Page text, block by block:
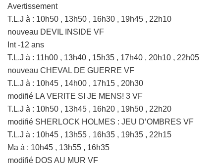
Avertissement
T.L.J à : 10h50 , 13h50 , 16h30 , 19h45 , 22h10
nouveau DEVIL INSIDE VF
Int -12 ans
T.L.J à : 11h00 , 13h40 , 15h35 , 17h40 , 20h10 , 22h05
nouveau CHEVAL DE GUERRE VF
T.L.J à : 10h45 , 14h00 , 17h15 , 20h30
modifié LA VERITE SI JE MENS! 3 VF
T.L.J à : 10h50 , 13h45 , 16h20 , 19h50 , 22h20
modifié SHERLOCK HOLMES : JEU D’OMBRES VF
T.L.J à : 10h45 , 13h55 , 16h35 , 19h35 , 22h15
Ma à : 10h45 , 13h55 , 16h35
modifié DOS AU MUR VF